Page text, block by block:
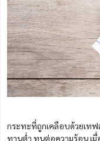
กระทะที่ถูกเคลือบด้วยเทฟ
ทานต่ำ ทนต่อความร้อน เมื่